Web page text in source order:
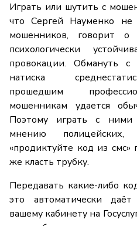
Играть или шутить с
что Сергей Науменко не
мошенников, говорит
психологически
провокации. Обмануть
натиска
прошедшим
мошенникам удается
Поэтому играть с
мнению
«продиктуйте код из смс»
же класть трубку.
Передавать какие-либо
это автоматически
вашему кабинету на